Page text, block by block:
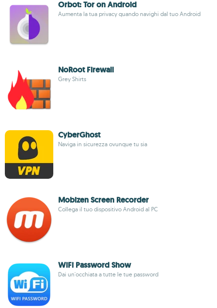
Orbot: Tor on Android
Aumenta la tua privacy quando navighi dal tuo Android
NoRoot Firewall
Grey Shirts
CyberGhost
Naviga in sicurezza ovunque tu sia
Mobizen Screen Recorder
Collega il tuo dispositivo Android al PC
WiFi Password Show
Dai un'occhiata a tutte le tue password